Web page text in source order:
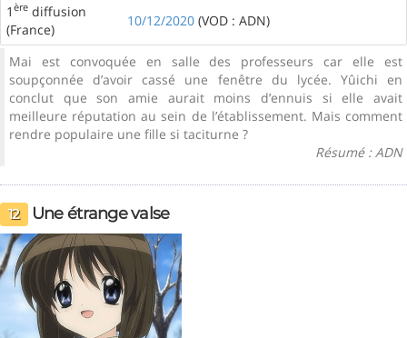
1 ère diffusion
(France)
10/12/2020 (VOD : ADN)
Mai est convoquée en salle des professeurs car elle est
soupçonnée d’avoir cassé une fenêtre du lycée. Yûichi en
conclut que son amie aurait moins d’ennuis si elle avait
meilleure réputation au sein de l’établissement. Mais comment
rendre populaire une fille si taciturne ?
Résumé : ADN
12 Une étrange valse